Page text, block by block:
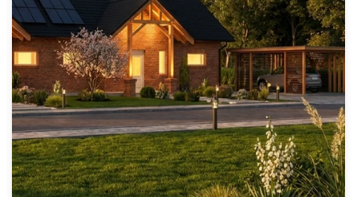
Explorar todas las categorías
Soporte
1 800 513 1678
Centro de ayuda